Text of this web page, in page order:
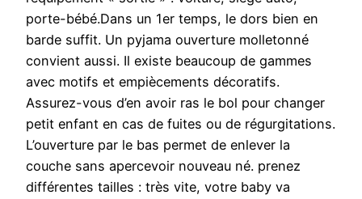
porte-bébé.Dans un 1er temps, le dors bien en
barde suffit. Un pyjama ouverture molletonné
convient aussi. Il existe beaucoup de gammes
avec motifs et empiècements décoratifs.
Assurez-vous d’en avoir ras le bol pour changer
petit enfant en cas de fuites ou de régurgitations.
L’ouverture par le bas permet de enlever la
couche sans apercevoir nouveau né. prenez
différentes tailles : très vite, votre baby va